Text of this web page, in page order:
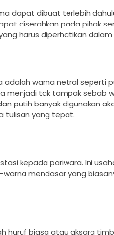
dapat dibuat terlebih
diserahkan pada pihak
harus diperhatikan
warna netral seperti
menjadi tak tampak sebab
putih banyak digunakan
tulisan yang tepat.
kepada pariwara. Ini
mendasar yang
huruf biasa atau aksara